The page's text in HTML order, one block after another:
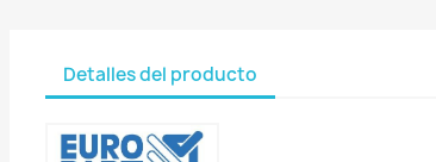
Detalles del producto